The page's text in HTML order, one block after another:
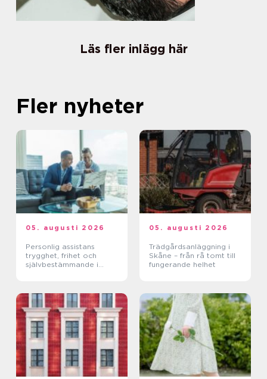
Läs fler inlägg här
Fler nyheter
05. augusti 2026
Personlig assistans
trygghet, frihet och
självbestämmande i
05. augusti 2026
Trädgårdsanläggning i
Skåne – från rå tomt till
fungerande helhet